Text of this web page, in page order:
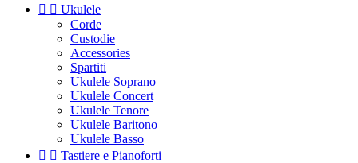
  Ukulele
Corde
Custodie
Accessories
Spartiti
Ukulele Soprano
Ukulele Concert
Ukulele Tenore
Ukulele Baritono
Ukulele Basso
  Tastiere e Pianoforti